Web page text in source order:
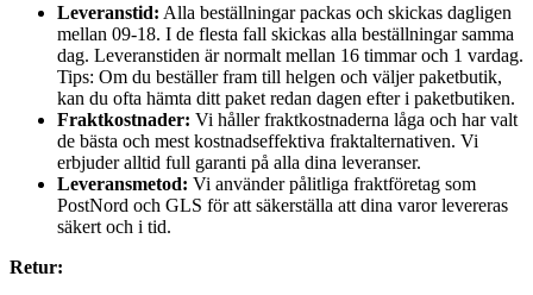
Leveranstid: Alla beställningar packas och skickas dagligen
mellan 09-18. I de flesta fall skickas alla beställningar samma
dag. Leveranstiden är normalt mellan 16 timmar och 1 vardag.
Tips: Om du beställer fram till helgen och väljer paketbutik,
kan du ofta hämta ditt paket redan dagen efter i paketbutiken.
Fraktkostnader: Vi håller fraktkostnaderna låga och har valt
de bästa och mest kostnadseffektiva fraktalternativen. Vi
erbjuder alltid full garanti på alla dina leveranser.
Leveransmetod: Vi använder pålitliga fraktföretag som
PostNord och GLS för att säkerställa att dina varor levereras
säkert och i tid.
Retur: